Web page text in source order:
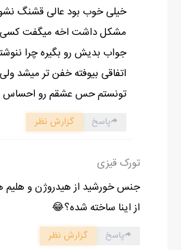
و بعد پوزخند زد. دست‌هام رو به کمرم
- دمت دیگه! الان همه این حرف‌ها رو
جای دیگه است؟ خوب عزیزم آدرست
علاقه‌ای به پسرهای غول‌نما ندارم.
این رو الکی گفتم که دور بر نداره؛
توصیفش پیدا نمی‌کردم.
یک پیراهن مردونه مشکی با شلوار
کفش‌هاش هم کالج مشکی بود. وای،
خیلی خوب بود عالی قشنگ
مشکل داشت اخه میگفت کسی
جواب بدیش رو بگیره چرا
اتفاقی بیوفته خفن تر میشد
تونستم حس عشقم رو احساس
پاسخ گزارش نظر
تورک قیزی
جنس خورشید از هیدروژن و
از اینا ساخته شده؟😂
پاسخ گزارش نظر